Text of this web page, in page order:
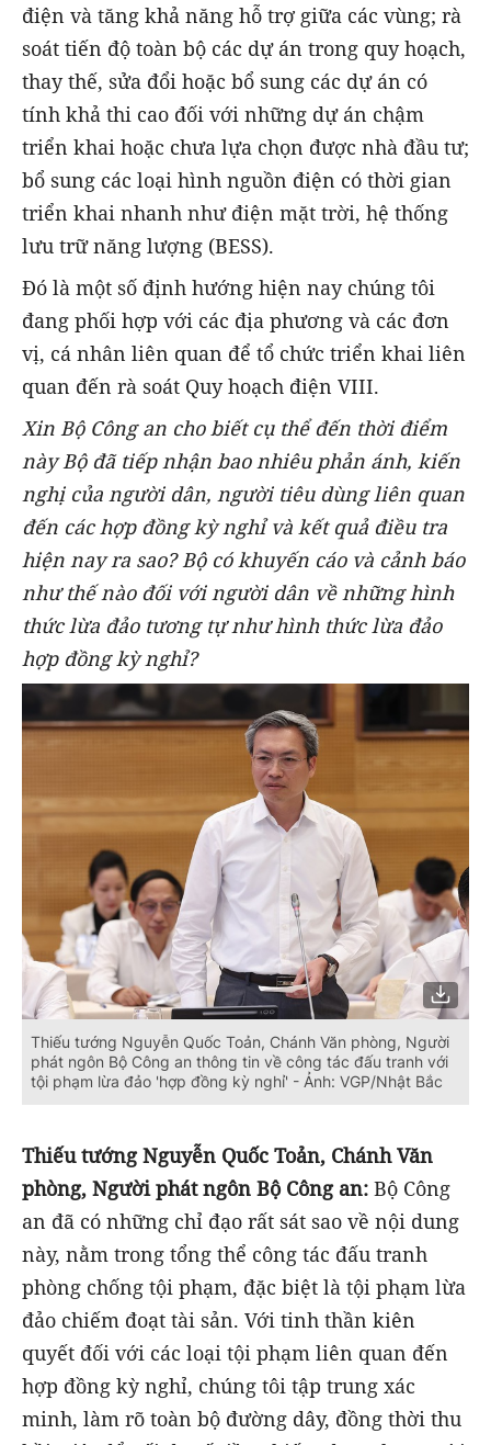
điện và tăng khả năng hỗ trợ giữa các vùng; rà
soát tiến độ toàn bộ các dự án trong quy hoạch,
thay thế, sửa đổi hoặc bổ sung các dự án có
tính khả thi cao đối với những dự án chậm
triển khai hoặc chưa lựa chọn được nhà đầu tư;
bổ sung các loại hình nguồn điện có thời gian
triển khai nhanh như điện mặt trời, hệ thống
lưu trữ năng lượng (BESS).
Đó là một số định hướng hiện nay chúng tôi
đang phối hợp với các địa phương và các đơn
vị, cá nhân liên quan để tổ chức triển khai liên
quan đến rà soát Quy hoạch điện VIII.
Xin Bộ Công an cho biết cụ thể đến thời điểm
này Bộ đã tiếp nhận bao nhiêu phản ánh, kiến
nghị của người dân, người tiêu dùng liên quan
đến các hợp đồng kỳ nghỉ và kết quả điều tra
hiện nay ra sao? Bộ có khuyến cáo và cảnh báo
như thế nào đối với người dân về những hình
thức lừa đảo tương tự như hình thức lừa đảo
hợp đồng kỳ nghỉ?
Thiếu tướng Nguyễn Quốc Toản, Chánh Văn phòng, Người
phát ngôn Bộ Công an thông tin về công tác đấu tranh với
tội phạm lừa đảo 'hợp đồng kỳ nghỉ' - Ảnh: VGP/Nhật Bắc
Thiếu tướng Nguyễn Quốc Toản, Chánh Văn
phòng, Người phát ngôn Bộ Công an: Bộ Công
an đã có những chỉ đạo rất sát sao về nội dung
này, nằm trong tổng thể công tác đấu tranh
phòng chống tội phạm, đặc biệt là tội phạm lừa
đảo chiếm đoạt tài sản. Với tinh thần kiên
quyết đối với các loại tội phạm liên quan đến
hợp đồng kỳ nghỉ, chúng tôi tập trung xác
minh, làm rõ toàn bộ đường dây, đồng thời thu